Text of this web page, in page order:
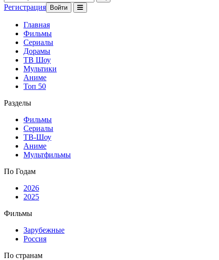
Регистрация Войти
Главная
Фильмы
Сериалы
Дорамы
ТВ Шоу
Мультики
Аниме
Топ 50
Разделы
Фильмы
Сериалы
ТВ-Шоу
Аниме
Мультфильмы
По Годам
2026
2025
Фильмы
Зарубежные
Россия
По странам